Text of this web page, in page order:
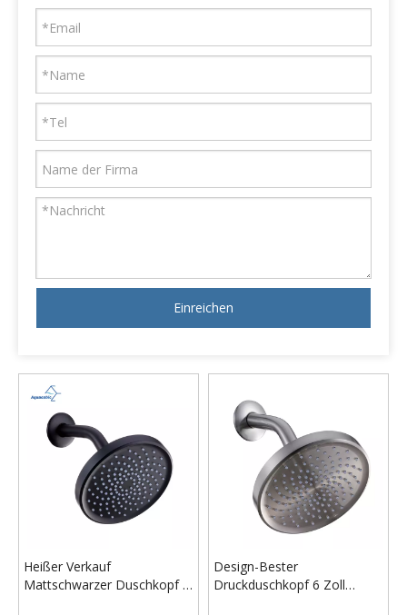
Einreichen
Heißer Verkauf
Mattschwarzer Duschkopf 6
Design-Bester
Druckduschkopf 6 Zoll